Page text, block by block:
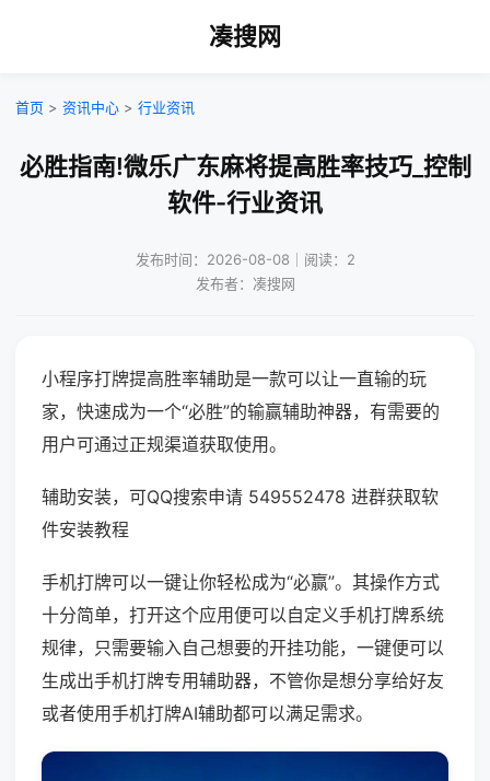
凑搜网
首页 > 资讯中心 > 行业资讯
必胜指南!微乐广东麻将提高胜率技巧_控制
软件-行业资讯
发布时间：2026-08-08｜阅读：2
发布者：凑搜网
小程序打牌提高胜率辅助是一款可以让一直输的玩
家，快速成为一个“必胜”的输赢辅助神器，有需要的
用户可通过正规渠道获取使用。
辅助安装，可QQ搜索申请 549552478 进群获取软
件安装教程
手机打牌可以一键让你轻松成为“必赢”。其操作方式
十分简单，打开这个应用便可以自定义手机打牌系统
规律，只需要输入自己想要的开挂功能，一键便可以
生成出手机打牌专用辅助器，不管你是想分享给好友
或者使用手机打牌AI辅助都可以满足需求。